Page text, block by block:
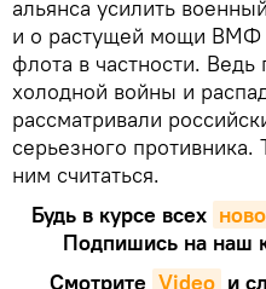
альянса усилить
и о растущей мощи ВМФ
флота в частности. Ведь
холодной войны и
рассматривали
серьезного
ним считаться.
Будь в курсе всех
Подпишись на наш
Смотрите Video и